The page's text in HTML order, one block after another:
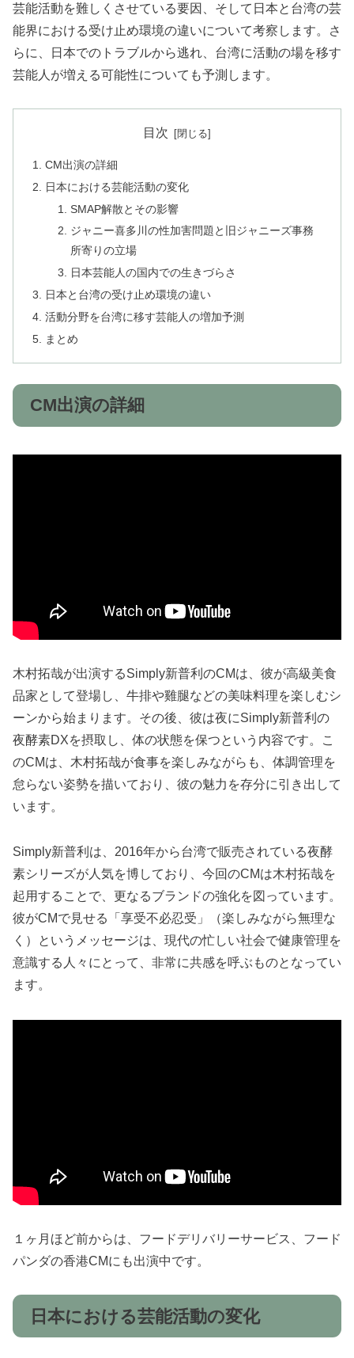
芸能活動を難しくさせている要因、そして日本と台湾の芸
能界における受け止め環境の違いについて考察します。さ
らに、日本でのトラブルから逃れ、台湾に活動の場を移す
芸能人が増える可能性についても予測します。
目次
CM出演の詳細
日本における芸能活動の変化
SMAP解散とその影響
ジャニー喜多川の性加害問題と旧ジャニーズ事務
所寄りの立場
日本芸能人の国内での生きづらさ
日本と台湾の受け止め環境の違い
活動分野を台湾に移す芸能人の増加予測
まとめ
CM出演の詳細
木村拓哉が出演するSimply新普利のCMは、彼が高級美食
品家として登場し、牛排や雞腿などの美味料理を楽しむシ
ーンから始まります。その後、彼は夜にSimply新普利の
夜酵素DXを摂取し、体の状態を保つという内容です。こ
のCMは、木村拓哉が食事を楽しみながらも、体調管理を
怠らない姿勢を描いており、彼の魅力を存分に引き出して
います。
Simply新普利は、2016年から台湾で販売されている夜酵
素シリーズが人気を博しており、今回のCMは木村拓哉を
起用することで、更なるブランドの強化を図っています。
彼がCMで見せる「享受不必忍受」（楽しみながら無理な
く）というメッセージは、現代の忙しい社会で健康管理を
意識する人々にとって、非常に共感を呼ぶものとなってい
ます。
１ヶ月ほど前からは、フードデリバリーサービス、フード
パンダの香港CMにも出演中です。
日本における芸能活動の変化